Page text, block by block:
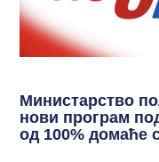
Министарство
нови програм
од 100% домаће